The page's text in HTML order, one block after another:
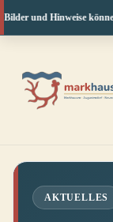
und Hinweise
springen
AKTUELLES